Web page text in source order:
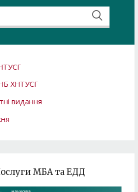
ХНТУСГ
видання
МБА та ЕДД